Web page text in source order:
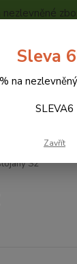
nezlevněné
S2
Sleva
na
SLEVA6
Zavřít